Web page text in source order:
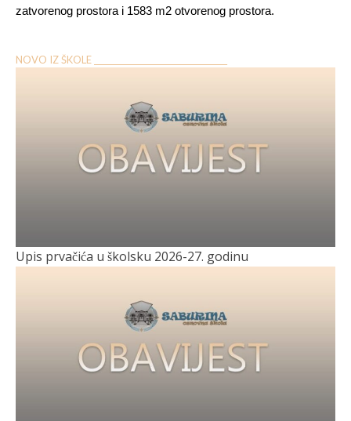
zatvorenog prostora i 1583 m2 otvorenog prostora.
NOVO IZ ŠKOLE __________________________________
Upis prvačića u školsku 2026-27. godinu